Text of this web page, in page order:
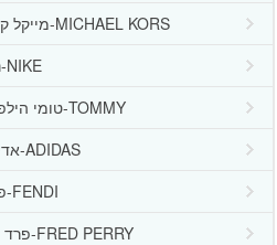
מייקל קורס-MICHAEL KORS
נייק-NIKE
טומי הילפיגר-TOMMY
אדידס-ADIDAS
פנדי-FENDI
פרד פרי-FRED PERRY